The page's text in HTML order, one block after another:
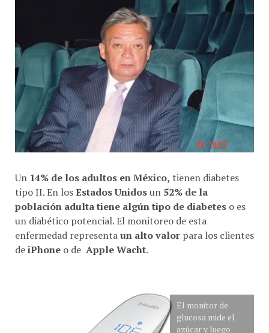
14% de los adultos en México,
tienen diabetes
tipo II. En losEstados Unidosun52% de la
población adulta tiene algún tipo de diabetes
un diabético potencial. El monitoreo de esta
enfermedad representaun alto valorpara los clientes
deiPhoneo deApple Wacht.
El monitor de
glucosa mide el
azúcar y luego